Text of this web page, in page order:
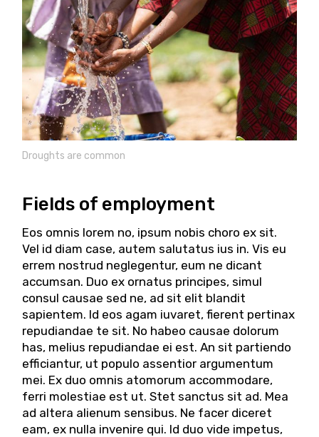
Droughts are common
Fields of employment
Eos omnis lorem no, ipsum nobis choro ex sit.
Vel id diam case, autem salutatus ius in. Vis eu
errem nostrud neglegentur, eum ne dicant
accumsan. Duo ex ornatus principes, simul
consul causae sed ne, ad sit elit blandit
sapientem. Id eos agam iuvaret, fierent pertinax
repudiandae te sit. No habeo causae dolorum
has, melius repudiandae ei est. An sit partiendo
efficiantur, ut populo assentior argumentum
mei. Ex duo omnis atomorum accommodare,
ferri molestiae est ut. Stet sanctus sit ad. Mea
ad altera alienum sensibus. Ne facer diceret
eam, ex nulla invenire qui. Id duo vide impetus,